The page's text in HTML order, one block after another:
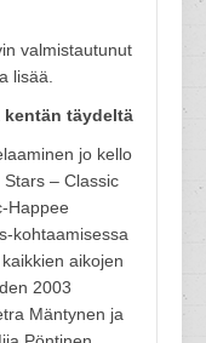
valmistautunut
lisää.
täydeltä
jo kello
– Classic
Happee
kohtaamisessa
aikojen
2003
Mäntynen ja